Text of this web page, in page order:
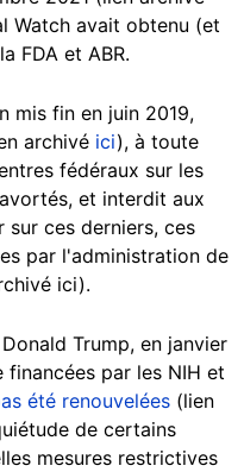
Watch avait obtenu (et
FDA et ABR.
mis fin en juin 2019,
archivé ici), à toute
fédéraux sur les
et interdit aux
sur ces derniers, ces
par l'administration de
ici).
Trump, en janvier
financées par les NIH et
été renouvelées (lien
de certains
mesures restrictives